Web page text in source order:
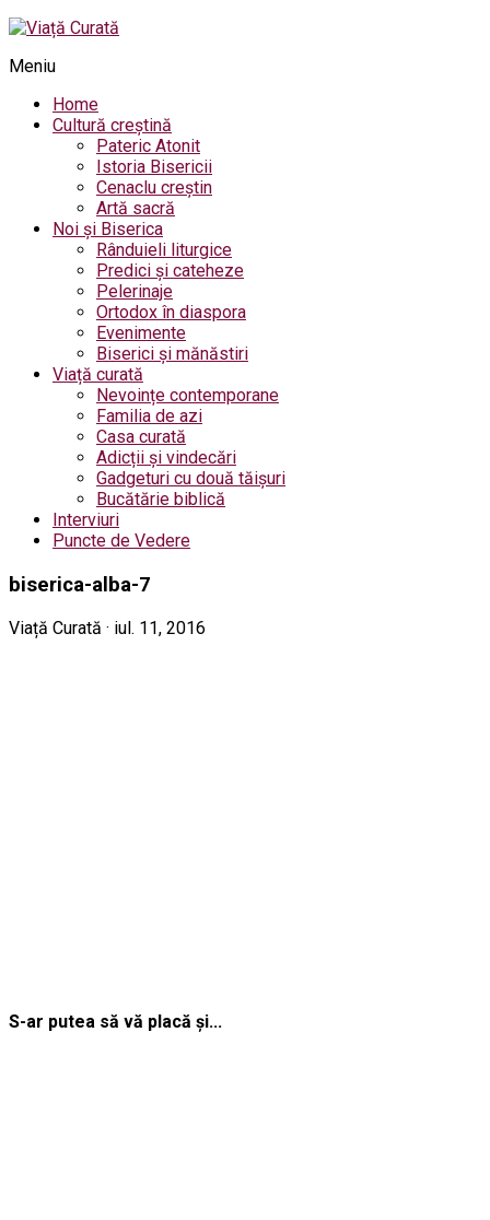
Meniu
Home
Cultură creștină
Pateric Atonit
Istoria Bisericii
Cenaclu creștin
Artă sacră
Noi și Biserica
Rânduieli liturgice
Predici și cateheze
Pelerinaje
Ortodox în diaspora
Evenimente
Biserici și mănăstiri
Viață curată
Nevoințe contemporane
Familia de azi
Casa curată
Adicții și vindecări
Gadgeturi cu două tăișuri
Bucătărie biblică
Interviuri
Puncte de Vedere
biserica-alba-7
Viață Curată · iul. 11, 2016
S-ar putea să vă placă și...